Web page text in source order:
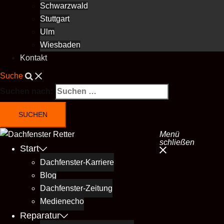
Schwarzwald
Stuttgart
Ulm
Wiesbaden
Kontakt
Suche
Menü
schließen
Start
Dachfenster-Karriere
Blog
Dachfenster-Zeitung
Medienecho
Reparatur